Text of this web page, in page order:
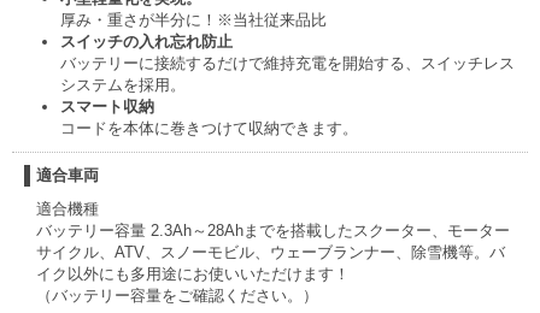
厚み・重さが半分に！ ※当社従来品比
スイッチの入れ忘れ防止
バッテリーに接続するだけで維持充電を開始する、スイッチレス
システムを採用。
スマート収納
コードを本体に巻きつけて収納できます。
適合車両
適合機種
バッテリー容量 2.3Ah～28Ahまでを搭載したスクーター、モーター
サイクル、ATV、スノーモビル、ウェーブランナー、除雪機等。バ
イク以外にも多用途にお使いいただけます！
（バッテリー容量をご確認ください。）